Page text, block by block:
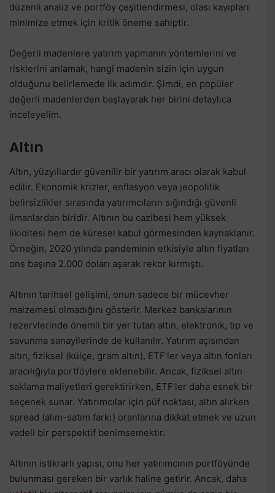
düzenli analiz ve portföy çeşitlendirmesi, olası kayıpları
minimize etmek için kritik öneme sahiptir.
Değerli madenlere yatırım yapmanın yöntemlerini ve
risklerini anlamak, hangi madenin sizin için uygun
olduğunu belirlemede ilk adımdır. Şimdi, en popüler
değerli madenlerden başlayarak her birini detaylıca
inceleyelim.
Altın
Altın, yüzyıllardır güvenilir bir yatırım aracı olarak kabul
edilir. Ekonomik krizler, enflasyon veya jeopolitik
belirsizlikler sırasında yatırımcıların sığındığı güvenli
limanlardan biridir. Altının bu cazibesi hem yüksek
likiditesi hem de küresel kabul görmesinden kaynaklanır.
Örneğin, 2020 yılında pandeminin etkisiyle altın fiyatları
ons başına 2.000 doları aşarak rekor kırmıştı.
Altının tarihsel gelişimi, onun sadece bir mücevher
malzemesi olmadığını gösterir. Merkez bankalarının
rezervlerinde önemli bir yer tutan altın, elektronik, tıp ve
savunma sanayilerinde de kullanılır. Yatırım açısından
altın, fiziksel (külçe, gram altın), ETF’ler veya altın fonları
aracılığıyla portföylere eklenebilir. Ancak, fiziksel altın
saklama maliyetleri gerektirirken, ETF’ler daha esnek bir
seçenek sunar. Yatırımcılar için püf noktası, altın alırken
spread (alım-satım farkı) oranlarına dikkat etmek ve uzun
vadeli bir perspektif benimsemektir.
Altının istikrarlı yapısı, onu her yatırımcının portföyünde
bulunması gereken bir varlık haline getirir. Ancak, daha